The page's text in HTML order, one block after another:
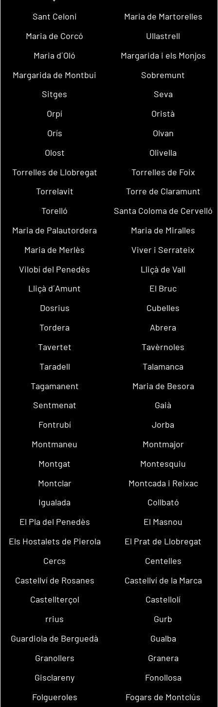
Sant Celoni
Maria de Martorelles
Maria de Corcó
Ullastrell
Maria d´Oló
Margarida i els Monjos
Margarida de Montbui
Sobremunt
Sitges
Seva
Orpí
Oristà
Orís
Olvan
Olost
Olivella
Torrelles de Llobregat
Torrelles de Foix
Torrelavit
Torre de Claramunt
Torelló
Santa Coloma de Cervelló
Maria de Palautordera
Maria de Miralles
Maria de Merlès
Viver i Serrateix
Vilobí del Penedès
Lliçà de Vall
Lliçà d´Amunt
El Bruc
Dosrius
Cubelles
Tordera
Abrera
Tavertet
Tavèrnoles
Taradell
Talamanca
Tagamanent
Maria de Besora
Sentmenat
Gaià
Fontrubí
Jorba
Montmaneu
Montmajor
Montgat
Montesquiu
Montclar
Montcada i Reixac
Igualada
Collbató
El Pla del Penedès
El Masnou
Els Hostalets de Pierola
El Prat de Llobregat
Cercs
Centelles
Castellví de Rosanes
Castellví de la Marca
Castellterçol
Castellolí
rrius
Gurb
Guardiola de Berguedà
Gualba
Granollers
Granera
Gisclareny
Fonollosa
Folgueroles
Fogars de Montclús